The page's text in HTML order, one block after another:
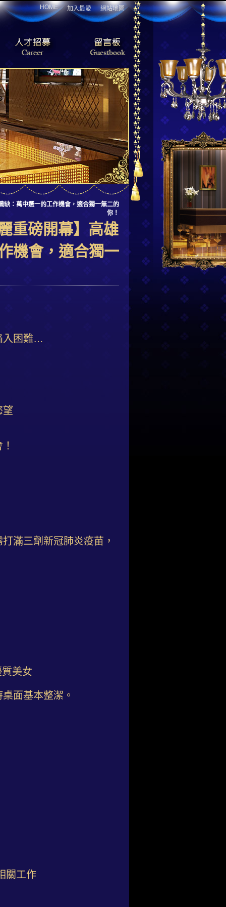
HOME 加入最愛 網站地圖
：萬中選一的工作機會，適合獨一無二的
你！
重磅開幕】高雄
機會，適合獨一
入困難…
望
滿三劑新冠肺炎疫苗，
美女
面基本整潔。
關工作